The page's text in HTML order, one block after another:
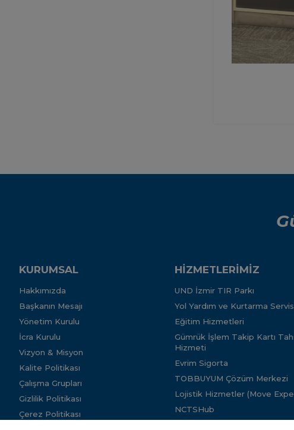
KURUMSAL
Hakkımızda
Başkanın Mesajı
Yönetim Kurulu
İcra Kurulu
Vizyon & Misyon
Kalite Politikası
Çalışma Grupları
Gizlilik Politikası
Çerez Politikası
HİZMETLERİMİZ
UND İzmir TIR Parkı
Yol Yardım ve Kurtarma
Eğitim Hizmetleri
Gümrük İşlem Takip Kartı
Hizmeti
Evrim Sigorta
TOBBUYUM Çözüm Merkezi
Lojistik Hizmetler (Move
NCTSHub